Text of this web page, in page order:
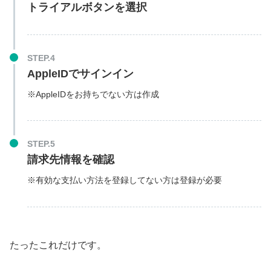
トライアルボタンを選択
STEP.4
AppleIDでサインイン
※AppleIDをお持ちでない方は作成
STEP.5
請求先情報を確認
※有効な支払い方法を登録してない方は登録が必要
たったこれだけです。